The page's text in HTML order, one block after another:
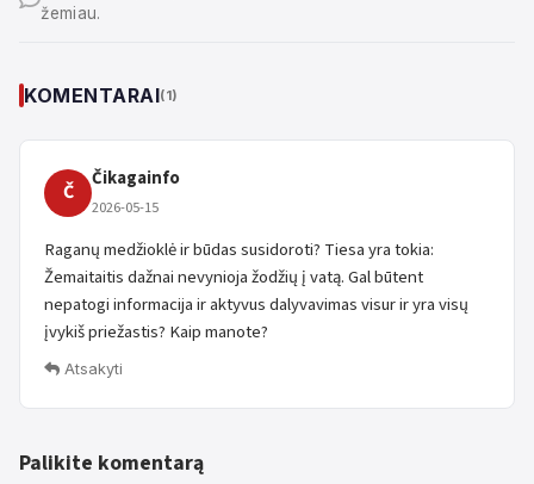
žemiau.
KOMENTARAI(1)
Č
Čikagainfo
2026-05-15
Raganų medžioklė ir būdas susidoroti? Tiesa yra tokia:
Žemaitaitis dažnai nevynioja žodžių į vatą. Gal būtent
nepatogi informacija ir aktyvus dalyvavimas visur ir yra visų
įvykiš priežastis? Kaip manote?
Atsakyti
Palikite komentarą